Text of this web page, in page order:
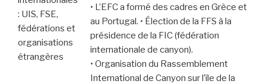
: UIS, FSE,
fédérations et
organisations
étrangères
• L’EFC a formé des cadres en Grèce et
au Portugal. • Élection de la FFS à la
présidence de la FIC (fédération
internationale de canyon).
• Organisation du Rassemblement
International de Canyon sur l’île de la